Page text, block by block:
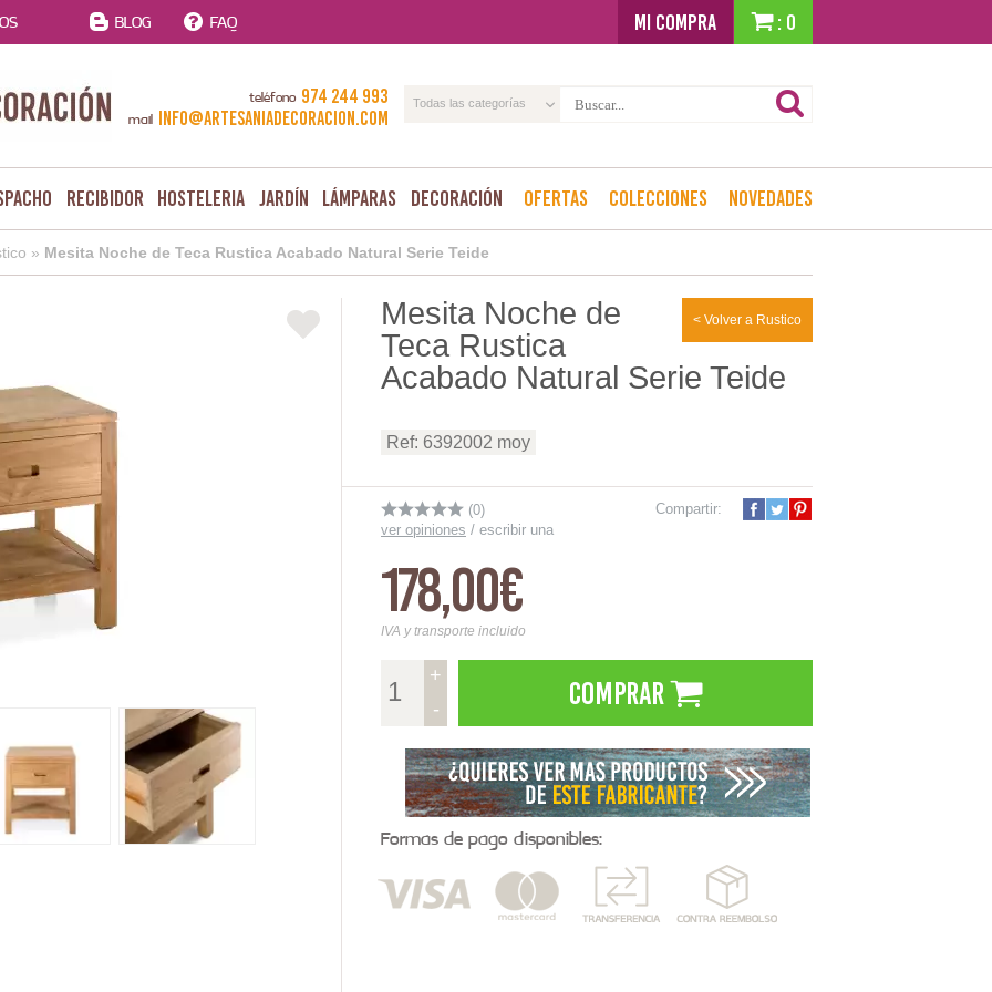
BLOG FAQ MI COMPRA : 0
teléfono 974 244 993
mail info@artesaniadecoracion.com
Todas las categorías
Recibidor Hosteleria Jardín Lámparas Decoración Ofertas Colecciones Novedades
» Mesita Noche de Teca Rustica Acabado Natural Serie Teide
< Volver a Rustico
Mesita Noche de
Teca Rustica
Acabado Natural Serie Teide
Ref: 6392002 moy
(0)
ver opiniones / escribir una
Compartir:
178,00€
IVA y transporte incluido
+
-
Comprar
Formas de pago disponibles: